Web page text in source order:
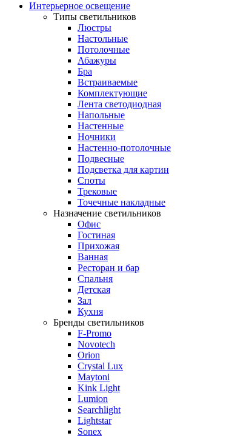
Интерьерное освещение
Типы светильников
Люстры
Настольные
Потолочные
Абажуры
Бра
Встраиваемые
Комплектующие
Лента светодиодная
Напольные
Настенные
Ночники
Настенно-потолочные
Подвесные
Подсветка для картин
Споты
Трековые
Точечные накладные
Назначение светильников
Офис
Гостиная
Прихожая
Ванная
Ресторан и бар
Спальня
Детская
Зал
Кухня
Бренды светильников
F-Promo
Novotech
Orion
Crystal Lux
Maytoni
Kink Light
Lumion
Searchlight
Lightstar
Sonex